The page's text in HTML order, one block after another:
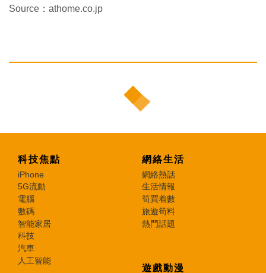
Source：athome.co.jp
科技焦點
iPhone
5G流動
電腦
數碼
智能家居
科技
汽車
人工智能
網絡生活
網絡熱話
生活情報
筍買着數
旅遊筍料
熱門話題
遊戲動漫